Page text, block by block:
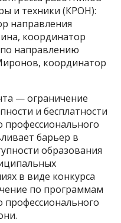
и техники (КРОН):
направления
координатор
направлению
координатор
— ограничение
и бесплатности
профессионального
барьер в
образования
в виде конкурса
по программам
профессионального